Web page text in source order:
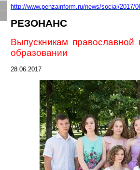
http://www.penzainform.ru/news/social/2017/
РЕЗОНАНС
Выпускникам
образовании
28.06.2017